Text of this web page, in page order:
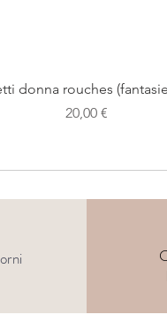
donna rouches
Prezzo
20,00 €